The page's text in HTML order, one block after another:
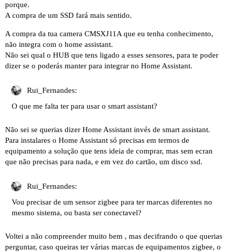
porque.
A compra de um SSD fará mais sentido.
A compra da tua camera CMSXJ11A que eu tenha conhecimento,
não integra com o home assistant.
Não sei qual o HUB que tens ligado a esses sensores, para te poder
dizer se o poderás manter para integrar no Home Assistant.
Rui_Fernandes:
O que me falta ter para usar o smart assistant?
Não sei se querias dizer Home Assistant invés de smart assistant.
Para instalares o Home Assistant só precisas em termos de
equipamento a solução que tens ideia de comprar, mas sem ecran
que não precisas para nada, e em vez do cartão, um disco ssd.
Rui_Fernandes:
Vou precisar de um sensor zigbee para ter marcas diferentes no
mesmo sistema, ou basta ser conectavel?
Voltei a não compreender muito bem , mas decifrando o que querias
perguntar, caso queiras ter várias marcas de equipamentos zigbee, o